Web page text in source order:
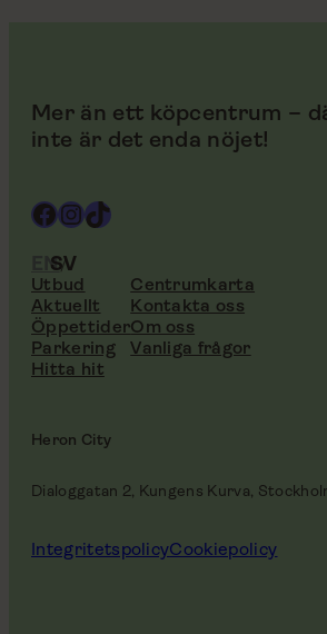
Mer än ett köpcentrum –
inte är det enda nöjet!
Facebook
Instagram
TikTok
ENSV
Utbud
Aktuellt
Öppettider
Parkering
Hitta hit
Centrumkarta
Kontakta oss
Om oss
Vanliga frågor
Heron City
Dialoggatan 2, Kungens Kurva,
IntegritetspolicyCookiepolicy